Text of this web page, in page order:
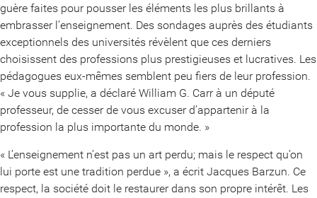
guère faites pour pousser les éléments les plus brillants à
embrasser l’enseignement. Des sondages auprès des étudiants
exceptionnels des universités révèlent que ces derniers
choisissent des professions plus prestigieuses et lucratives. Les
pédagogues eux-mêmes semblent peu fiers de leur profession.
« Je vous supplie, a déclaré William G. Carr à un député
professeur, de cesser de vous excuser d’appartenir à la
profession la plus importante du monde. »
« L’enseignement n’est pas un art perdu; mais le respect qu’on
lui porte est une tradition perdue », a écrit Jacques Barzun. Ce
respect, la société doit le restaurer dans son propre intérêt. Les